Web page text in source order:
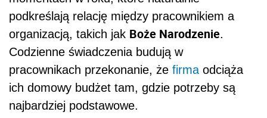
podkreślają relację między pracownikiem a
organizacją, takich jak Boże Narodzenie.
Codzienne świadczenia budują w
pracownikach przekonanie, że firma odciąża
ich domowy budżet tam, gdzie potrzeby są
najbardziej podstawowe.